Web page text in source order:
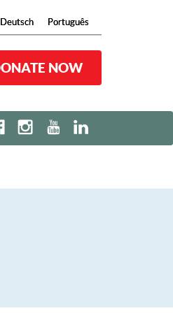
Deutsch Português
Deutsch Português
NOW